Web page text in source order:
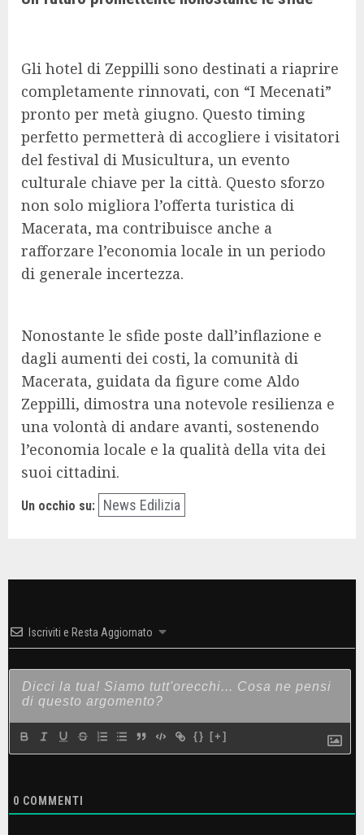
Gli hotel di Zeppilli sono destinati a riaprire
completamente rinnovati, con “I Mecenati”
pronto per metà giugno. Questo timing
perfetto permetterà di accogliere i visitatori
del festival di Musicultura, un evento
culturale chiave per la città. Questo sforzo
non solo migliora l’offerta turistica di
Macerata, ma contribuisce anche a
rafforzare l’economia locale in un periodo
di generale incertezza.
Nonostante le sfide poste dall’inflazione e
dagli aumenti dei costi, la comunità di
Macerata, guidata da figure come Aldo
Zeppilli, dimostra una notevole resilienza e
una volontà di andare avanti, sostenendo
l’economia locale e la qualità della vita dei
suoi cittadini.
Un occhio su: News Edilizia
Iscriviti e Resta Aggiornato
{} [+]
0 COMMENTI